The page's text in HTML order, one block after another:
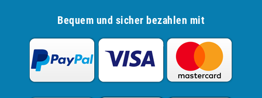
Bequem und sicher bezahlen mit